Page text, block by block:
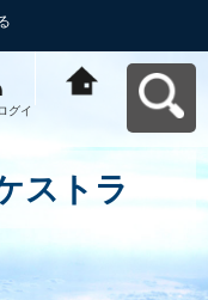
グイ
ストラ